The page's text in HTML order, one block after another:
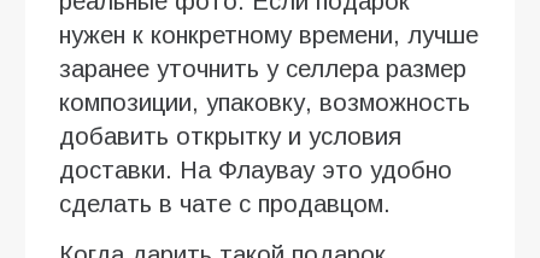
нужен к конкретному времени, лучше
заранее уточнить у селлера размер
композиции, упаковку, возможность
добавить открытку и условия
доставки. На Флаувау это удобно
сделать в чате с продавцом.